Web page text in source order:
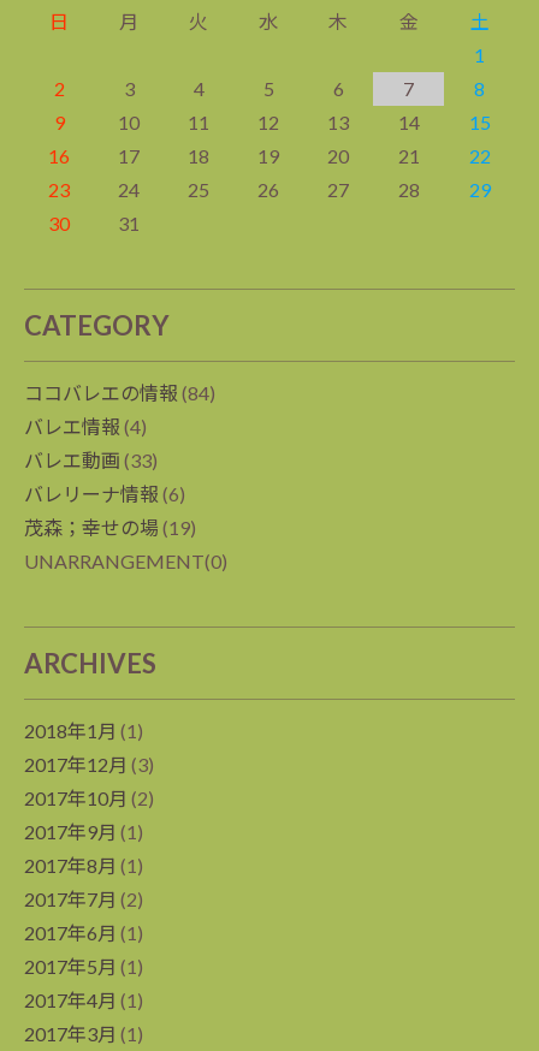
日
月 火 水 木 金
土
1
2
3 4 5 6 7
8
9
10 11 12 13 14
15
16
17 18 19 20 21
22
23
24 25 26 27 28
29
30
31
CATEGORY
ココバレエの情報 (84)
バレエ情報 (4)
バレエ動画 (33)
バレリーナ情報 (6)
茂森；幸せの場 (19)
UNARRANGEMENT(0)
ARCHIVES
2018年1月 (1)
2017年12月 (3)
2017年10月 (2)
2017年9月 (1)
2017年8月 (1)
2017年7月 (2)
2017年6月 (1)
2017年5月 (1)
2017年4月 (1)
2017年3月 (1)